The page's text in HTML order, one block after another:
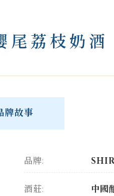
荔枝奶酒
牌故事
品牌:
酒莊: 中國